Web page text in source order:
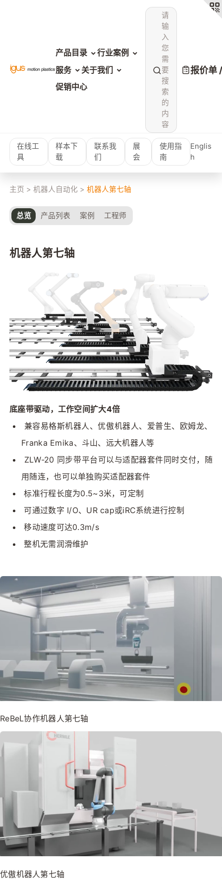
产品目录
行业案例
服务
关于我们
促销中心
请
输
入
您
需
要
搜
索
的
内
容
报价单
在线工
具
样本下
载
联系我
们
展
会
使用指
南
Englis
h
主页 >机器人自动化 >机器人第七轴
总览 产品列表 案例 工程师
机器人第七轴
底座带驱动，工作空间扩大4倍
Franka Emika、斗山、远大机器人等
用随连，也可以单独购买适配器套件
标准行程长度为0.5~3米，可定制
可通过数字 I/O、UR cap或iRC系统进行控制
移动速度可达0.3m/s
整机无需润滑维护
ReBeL协作机器人第七轴
优傲机器人第七轴